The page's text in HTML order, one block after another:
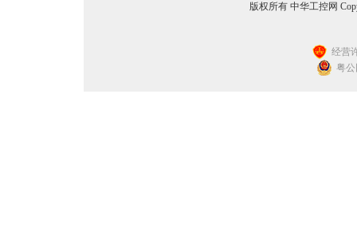
版权所有 中华工控网
经营
粤公